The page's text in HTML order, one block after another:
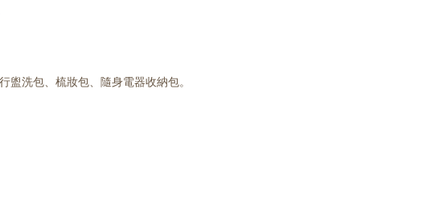
洗包、梳妝包、隨身電器收納包。